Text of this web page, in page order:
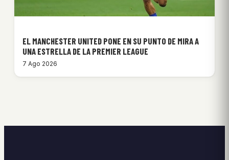
EL MANCHESTER UNITED PONE EN SU PUNTO DE MIRA A
UNA ESTRELLA DE LA PREMIER LEAGUE
7 Ago 2026